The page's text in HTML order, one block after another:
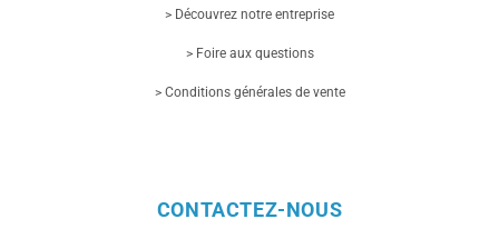
> Découvrez notre entreprise
> Foire aux questions
> Conditions générales de vente
CONTACTEZ-NOUS